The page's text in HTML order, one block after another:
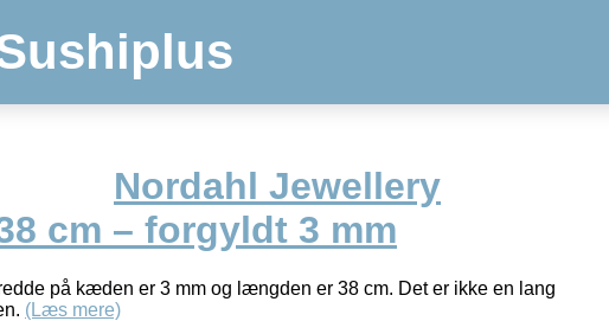
Nordahl Jewellery
cm – forgyldt 3 mm
på kæden er 3 mm og længden er 38 cm. Det er ikke en lang
(Læs mere)